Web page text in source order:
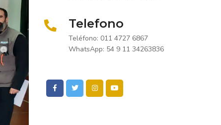
Telefono
Teléfono: 011 4727 6867
WhatsApp: 54 9 11 34263836